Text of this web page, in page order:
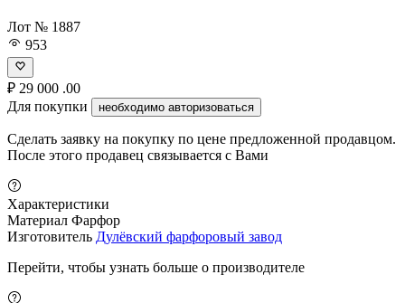
Лот № 1887
953
₽ 29 000 .00
Для покупки
необходимо авторизоваться
Сделать заявку на покупку по цене предложенной продавцом.
После этого продавец связывается с Вами
Характеристики
Материал Фарфор
Изготовитель Дулёвский фарфоровый завод
Перейти, чтобы узнать больше о производителе